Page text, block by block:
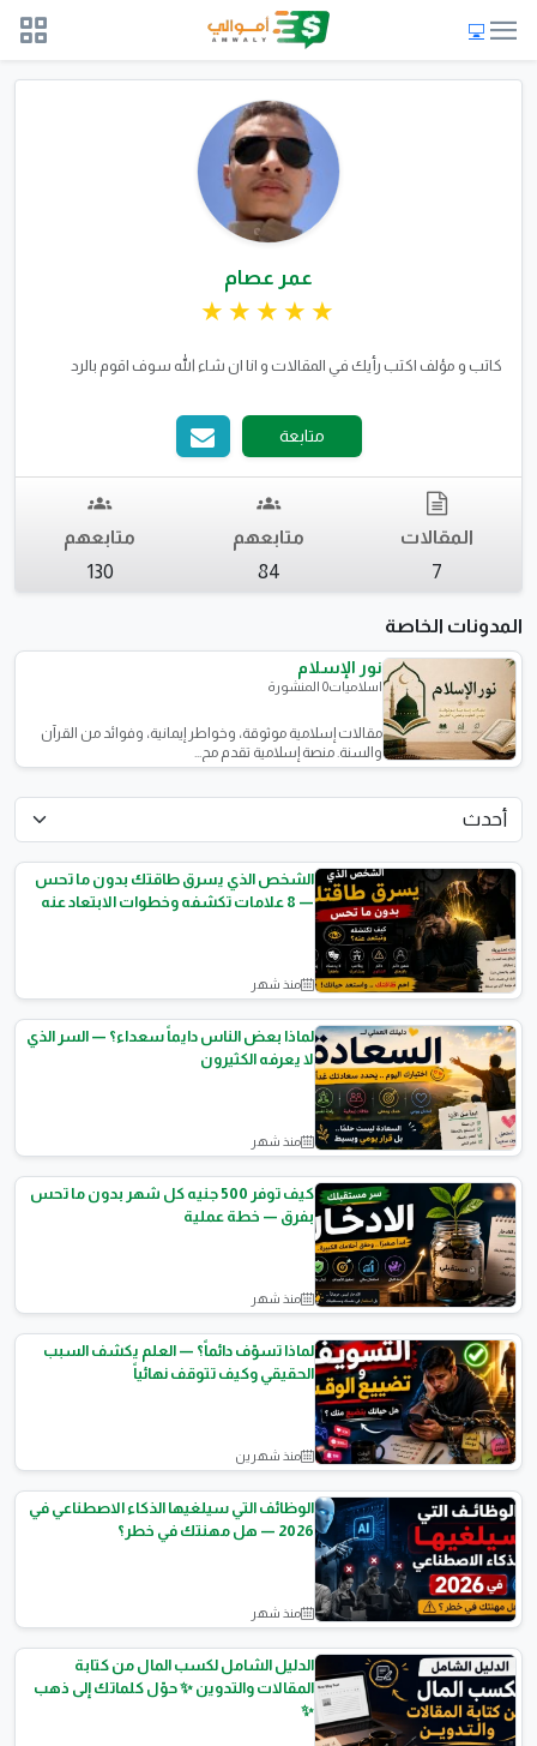
عمر عصام
كاتب و مؤلف اكتب رأيك في المقالات و انا ان شاء الله سوف اقوم بالرد
متابعة
المقالات
7
متابعهم
84
متابعهم
130
المدونات الخاصة
نور الإسلام
اسلاميات0 المنشورة
مقالات إسلامية موثوقة، وخواطر إيمانية، وفوائد من القرآن
والسنة. منصة إسلامية تقدم مح...
نصائح وثقافة
الشخص الذي يسرق طاقتك بدون ما تحس
— 8 علامات تكشفه وخطوات الابتعاد عنه
منذ شهر
نصائح وثقافة
لماذا بعض الناس دايماً سعداء؟ — السر الذي
لا يعرفه الكثيرون
منذ شهر
نصائح وثقافة
كيف توفر 500 جنيه كل شهر بدون ما تحس
بفرق — خطة عملية
منذ شهر
المقالات العامة
لماذا تسوّف دائماً؟ — العلم يكشف السبب
الحقيقي وكيف تتوقف نهائياً
منذ شهرين
أتمتة الأعمال والذكاء
الاصطناعي
الوظائف التي سيلغيها الذكاء الاصطناعي في
2026 — هل مهنتك في خطر؟
منذ شهر
الدليل الشامل لكسب المال من كتابة
المقالات والتدوين ✨ حوّل كلماتك إلى ذهب
✨